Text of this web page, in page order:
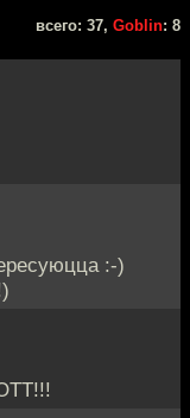
всего: 37, Goblin: 8
:-)